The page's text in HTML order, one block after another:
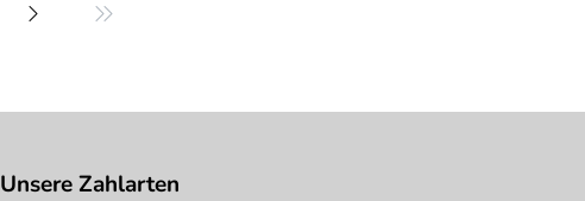
Unsere Zahlarten